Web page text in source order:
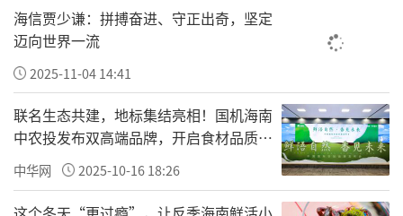
92岁的老人也许已经步履蹒跚，也许已经记不
清很多事，但她记得自己是一名党员，记得按
海信贾少谦：拼搏奋进、守正出奇，坚定
迈向世界一流
2025-11-04 14:41
联名生态共建，地标集结亮相！国机海南
中农投发布双高端品牌，开启食材品质新
纪元
中华网 2025-10-16 18:26